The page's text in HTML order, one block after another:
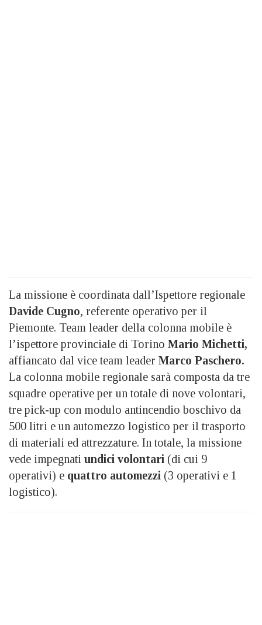
La missione è coordinata dall’Ispettore regionale
Davide Cugno, referente operativo per il
Piemonte. Team leader della colonna mobile è
l’ispettore provinciale di Torino Mario Michetti,
affiancato dal vice team leader Marco Paschero.
La colonna mobile regionale sarà composta da tre
squadre operative per un totale di nove volontari,
tre pick-up con modulo antincendio boschivo da
500 litri e un automezzo logistico per il trasporto
di materiali ed attrezzature. In totale, la missione
vede impegnati undici volontari (di cui 9
operativi) e quattro automezzi (3 operativi e 1
logistico).